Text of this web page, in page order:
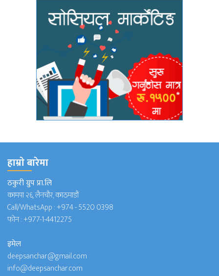
हाम्राे बारेमा
ठकुरी ग्रुप प्रा.लि
कामपा २६, लैनचौर, काठमाडौं
Call/WhatsApp :+974 - 5520 0398
फोन :+977-1-4412275
इमेल
deepsanchar@gmail.com
info@deepsanchar.com